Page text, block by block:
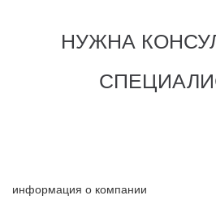
НУЖНА
информация о компании